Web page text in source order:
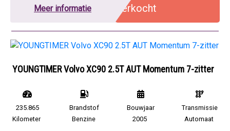
Meer informatie Verkocht
YOUNGTIMER Volvo XC90 2.5T AUT Momentum 7-zitter
235.865
Kilometer
Brandstof
Benzine
Bouwjaar
2005
Transmissie
Automaat